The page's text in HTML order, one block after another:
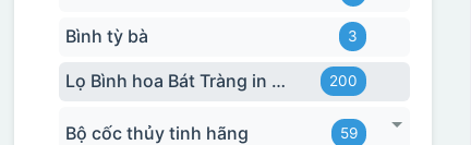
Bình tỳ bà 3
Lọ Bình hoa Bát Tràng in logo 200
Bộ cốc thủy tinh hãng 59